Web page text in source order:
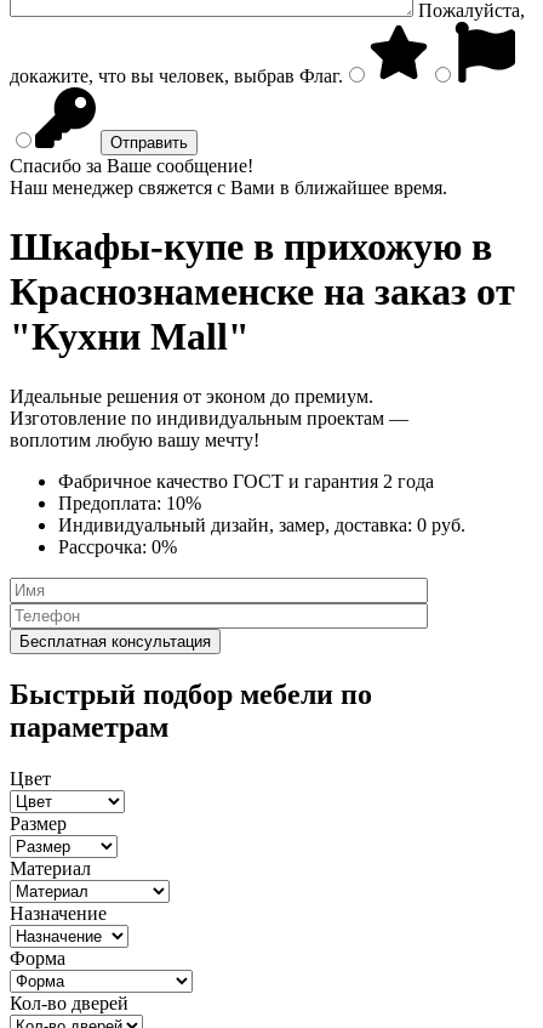
Пожалуйста,
докажите, что вы человек, выбрав Флаг.
Спасибо за Ваше сообщение!
Наш менеджер свяжется с Вами в ближайшее время.
Шкафы-купе в прихожую в
Краснознаменске на заказ от
"Кухни Mall"
Идеальные решения от эконом до премиум.
Изготовление по индивидуальным проектам —
воплотим любую вашу мечту!
Фабричное качество ГОСТ и гарантия 2 года
Предоплата: 10%
Индивидуальный дизайн, замер, доставка: 0 руб.
Рассрочка: 0%
Быстрый подбор мебели по
параметрам
Цвет
Размер
Материал
Назначение
Форма
Кол-во дверей